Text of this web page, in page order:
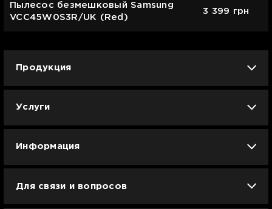
Пылесос безмешковый Samsung
VCC45W0S3R/UK (Red)
3 399 грн
Продукция
Apple б/у
Смартфоны Смарт-часы
Услуги
Информация
Для связи и вопросов